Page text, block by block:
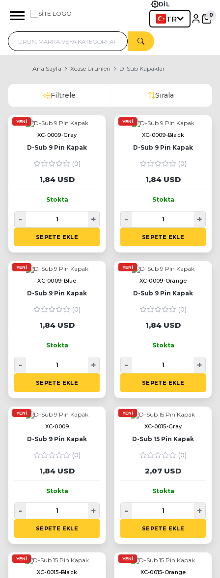
DIL
TR
Ana Sayfa Xcase Ürünleri D-Sub Kapaklar
Filtrele Sırala
YENI
XC-0009-Gray
D-Sub 9 Pin Kapak
(0)
1,84 USD
Stokta
SEPETE EKLE
- +
YENI
XC-0009-Black
D-Sub 9 Pin Kapak
(0)
1,84 USD
Stokta
SEPETE EKLE
- +
YENI
XC-0009-Blue
D-Sub 9 Pin Kapak
(0)
1,84 USD
Stokta
SEPETE EKLE
- +
YENI
XC-0009-Orange
D-Sub 9 Pin Kapak
(0)
1,84 USD
Stokta
SEPETE EKLE
- +
YENI
XC-0009
D-Sub 9 Pin Kapak
(0)
1,84 USD
Stokta
SEPETE EKLE
- +
YENI
XC-0015-Gray
D-Sub 15 Pin Kapak
(0)
2,07 USD
Stokta
SEPETE EKLE
- +
YENI
XC-0015-Black
YENI
XC-0015-Orange